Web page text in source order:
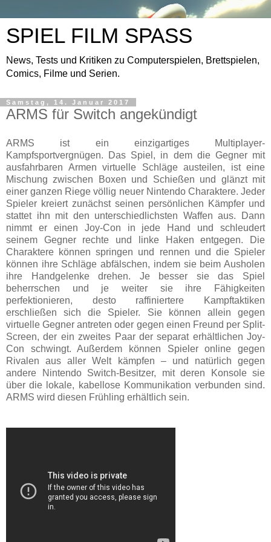
SPIEL FILM SPASS
News, Tests und Kritiken zu Computerspielen, Brettspielen,
Comics, Filme und Serien.
Samstag, 14. Januar 2017
ARMS für Switch angekündigt
ARMS ist ein einzigartiges Multiplayer-
Kampfsportvergnügen. Das Spiel, in dem die Gegner mit
ausfahrbaren Armen virtuelle Schläge austeilen, ist eine
Mischung zwischen Boxen und Schießen und glänzt mit
einer ganzen Riege völlig neuer Nintendo Charaktere. Jeder
Spieler kreiert zunächst seinen persönlichen Kämpfer und
stattet ihn mit den unterschiedlichsten Waffen aus. Dann
nimmt er einen Joy-Con in jede Hand und schleudert
seinem Gegner rechte und linke Haken entgegen. Die
Charaktere können springen und rennen und die Spieler
können ihre Schläge abfälschen, indem sie beim Ausholen
ihre Handgelenke drehen. Je besser sie das Spiel
beherrschen und je weiter sie ihre Fähigkeiten
perfektionieren, desto raffiniertere Kampftaktiken
erschließen sich die Spieler. Sie können allein gegen
virtuelle Gegner antreten oder gegen einen Freund per Split-
Screen, der ein zweites Paar der separat erhältlichen Joy-
Con schwingt. Außerdem können Spieler online gegen
Rivalen aus aller Welt kämpfen – und natürlich gegen
andere Nintendo Switch-Besitzer, mit deren Konsole sie
über die lokale, kabellose Kommunikation verbunden sind.
ARMS wird diesen Frühling erhältlich sein.